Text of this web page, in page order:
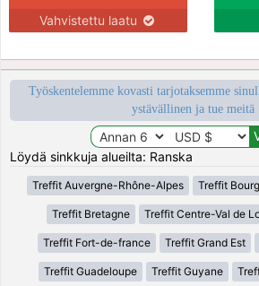
Vahvistettu laatu
Työskentelemme kovasti tarjotaksemme
ystävällinen ja tue meitä
Löydä sinkkuja alueilta: Ranska
Treffit Auvergne-Rhône-Alpes Treffit
Treffit Bretagne Treffit Centre-Val de
Treffit Fort-de-france Treffit Grand Est
Treffit Guadeloupe Treffit Guyane